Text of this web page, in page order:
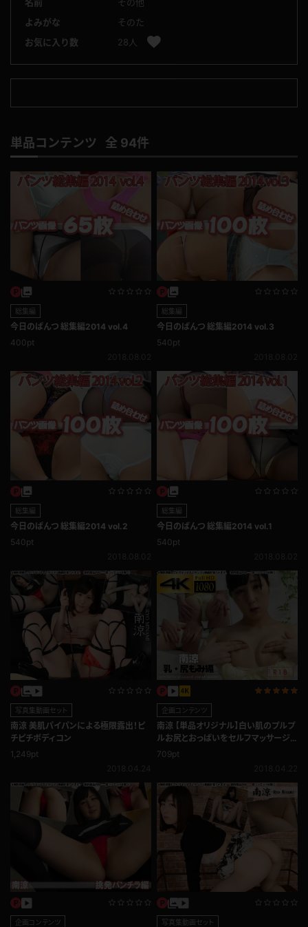
よみがな
そのた
お気に入り数
28人
単品コンテンツ 全 94件
総集編
今日のぱんつ 総集編2014 vol.4
400pt
総集編
今日のぱんつ 総集編2014 vol.3
540pt
総集編
今日のぱんつ 総集編2014 vol.2
540pt
総集編
今日のぱんつ 総集編2014 vol.1
540pt
写真集動画セット
南涼 美肌パイパンによる極限露出！ピ
チピチボディコン
1,249pt
企画コンテンツ
南涼 【単品オリジナル】白い肌のプルプ
ルお尻とおっぱいをセルフマッサージ！
乳・尻もみ編
709pt
企画コンテンツ 写真集動画セット